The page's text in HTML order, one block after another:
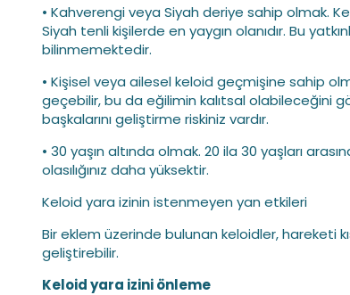
• Kahverengi veya Siyah deriye sahip olmak.
Siyah tenli kişilerde en yaygın olanıdır. Bu
bilinmemektedir.
• Kişisel veya ailesel keloid geçmişine sahip
geçebilir, bu da eğilimin kalıtsal olabileceğini
başkalarını geliştirme riskiniz vardır.
• 30 yaşın altında olmak. 20 ila 30 yaşları
olasılığınız daha yüksektir.
Keloid yara izinin istenmeyen yan etkileri
Bir eklem üzerinde bulunan keloidler, hareketi
geliştirebilir.
Keloid yara izini önleme